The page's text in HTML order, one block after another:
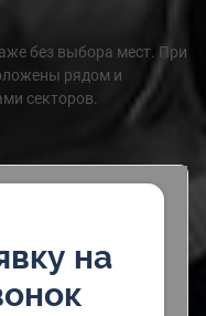
без выбора мест. При
рядом и
секторов.
на